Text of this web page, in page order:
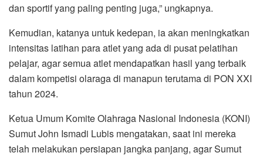
dan sportif yang paling penting juga,” ungkapnya.
Kemudian, katanya untuk kedepan, ia akan meningkatkan
intensitas latihan para atlet yang ada di pusat pelatihan
pelajar, agar semua atlet mendapatkan hasil yang terbaik
dalam kompetisi olaraga di manapun terutama di PON XXI
tahun 2024.
Ketua Umum Komite Olahraga Nasional Indonesia (KONI)
Sumut John Ismadi Lubis mengatakan, saat ini mereka
telah melakukan persiapan jangka panjang, agar Sumut